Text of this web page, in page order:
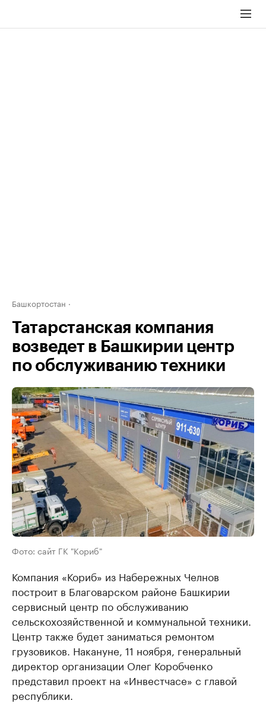
Башкортостан
Татарстанская компания
возведет в Башкирии центр
по обслуживанию техники
Фото: сайт ГК "Кориб"
Компания «Кориб» из Набережных Челнов
построит в Благоварском районе Башкирии
сервисный центр по обслуживанию
сельскохозяйственной и коммунальной техники.
Центр также будет заниматься ремонтом
грузовиков. Накануне, 11 ноября, генеральный
директор организации Олег Коробченко
представил проект на «Инвестчасе» с главой
республики.